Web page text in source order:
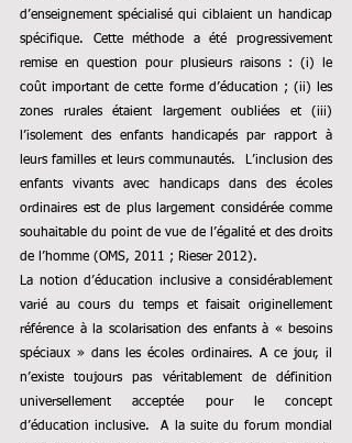
d’enseignement spécialisé qui ciblaient un handicap
spécifique. Cette méthode a été progressivement
remise en question pour plusieurs raisons : (i) le
coût important de cette forme d’éducation ; (ii) les
zones rurales étaient largement oubliées et (iii)
l’isolement des enfants handicapés par rapport à
leurs familles et leurs communautés.
L’inclusion des
enfants vivants avec handicaps dans des écoles
ordinaires est de plus largement considérée comme
souhaitable du point de vue de l’égalité et des droits
de l’homme (OMS, 2011 ; Rieser 2012).
La notion d’éducation inclusive a considérablement
varié au cours du temps et faisait originellement
référence à la scolarisation des enfants à « besoins
spéciaux » dans les écoles ordinaires. A ce jour, il
n’existe toujours pas véritablement de définition
universellement acceptée pour le concept
d’éducation inclusive.
A la suite du forum mondial